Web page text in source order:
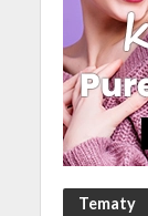
Tematy